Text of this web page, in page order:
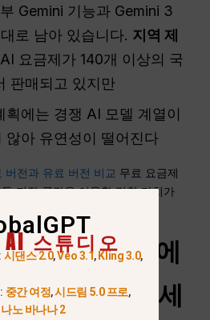
Gemini 기능과 Gemini 3
로 남아 있습니다. 지역 제
요금제가 140개 이상의 국
판매되고 있지만
획에는 경쟁 AI 모델 계열이
않아 유연성이 떨어진다
버전과 유료 버전 비교 무료 요금제
저장 공간을 이용할 만한 가치가
.
: GlobalGPT에
를 사용하세
스튜디오
시댄스 2.0,Veo 3.1,Kling 3.0,
중간 여정,시드림 5.0 프로,
나노 바나나 2